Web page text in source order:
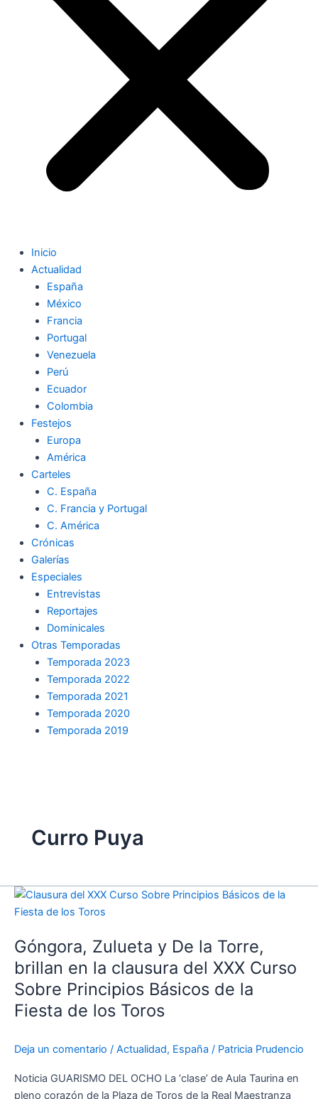
Inicio
Actualidad
España
México
Francia
Portugal
Venezuela
Perú
Ecuador
Colombia
Festejos
Europa
América
Carteles
C. España
C. Francia y Portugal
C. América
Crónicas
Galerías
Especiales
Entrevistas
Reportajes
Dominicales
Otras Temporadas
Temporada 2023
Temporada 2022
Temporada 2021
Temporada 2020
Temporada 2019
Curro Puya
Góngora, Zulueta y De la Torre,
brillan en la clausura del XXX Curso
Sobre Principios Básicos de la
Fiesta de los Toros
Deja un comentario / Actualidad, España / Patricia Prudencio
Noticia GUARISMO DEL OCHO La ‘clase’ de Aula Taurina en
pleno corazón de la Plaza de Toros de la Real Maestranza
Góngora,
Zulueta
De
la
Torre,
brillan
en
clausura
XXX